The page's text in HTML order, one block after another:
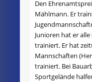
Den
Mählmann. Er
Junioren hat er
trainiert. Er hat
Mannschaften
trainiert. Bei
Sportgelände